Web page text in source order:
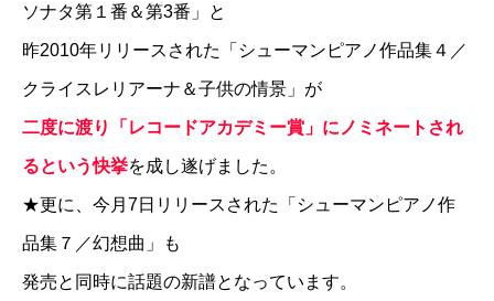
ソナタ第１番＆第3番」と
昨2010年リリースされた「シューマンピアノ作品集４／
クライスレリアーナ＆子供の情景」が
二度に渡り「レコードアカデミー賞」にノミネートされ
るという快挙を成し遂げました。
★更に、今月7日リリースされた「シューマンピアノ作
品集７／幻想曲」も
発売と同時に話題の新譜となっています。